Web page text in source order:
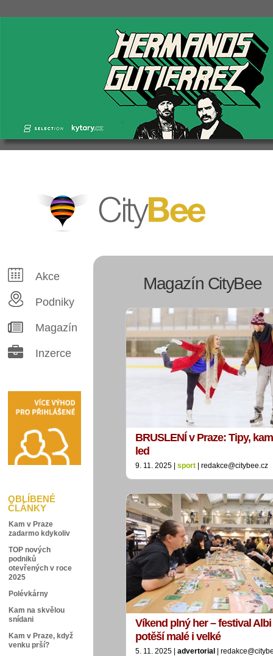
CityBee
Akce
Podniky
Magazín
Inzerce
OBLÍBENÉ
ČLÁNKY
Kam v Praze
zadarmo kdykoliv
TOP nových
podniků
otevřených v roce
2025
Polévkárny
Kam na skvělou
snídani
Kam v Praze, když
venku prší?
Magazín CityBee
BRUSLENÍ v Praze: Tipy,
led
9. 11. 2025 | sport | redakce@citybee.cz
Víkend plný her – festival
potěší malé i velké
5. 11. 2025 | advertorial |